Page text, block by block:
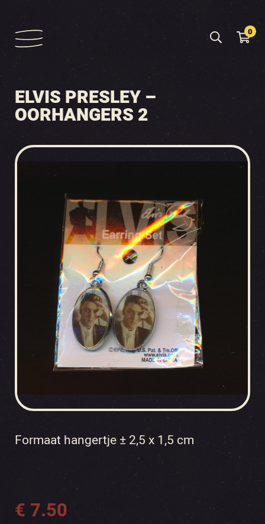
0
ELVIS PRESLEY –
OORHANGERS 2
Formaat hangertje ± 2,5 x 1,5 cm
€ 7.50